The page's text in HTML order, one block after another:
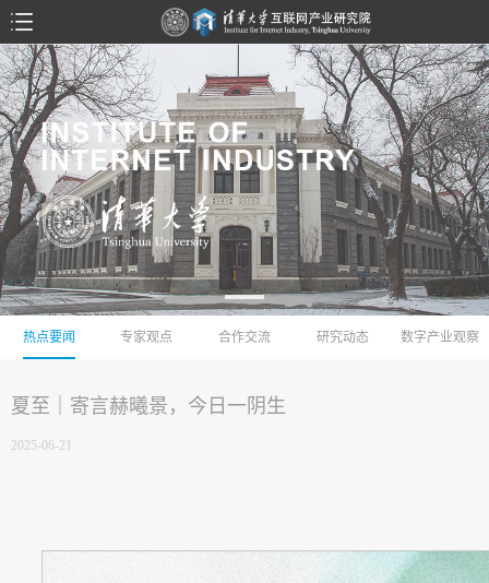
热点要闻 专家观点 合作交流 研究动态 数字产业观察
夏至｜寄言赫曦景，今日一阴生
2025-06-21